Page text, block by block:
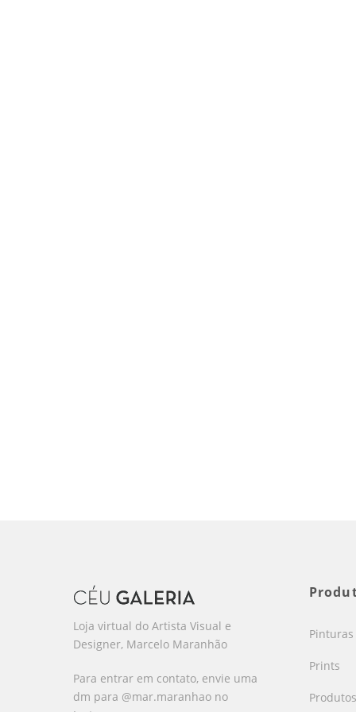
Loja virtual do Artista Visual e
Designer, Marcelo Maranhão
Para entrar em contato, envie uma
dm para @mar.maranhao no
Pinturas
Prints
Produtos